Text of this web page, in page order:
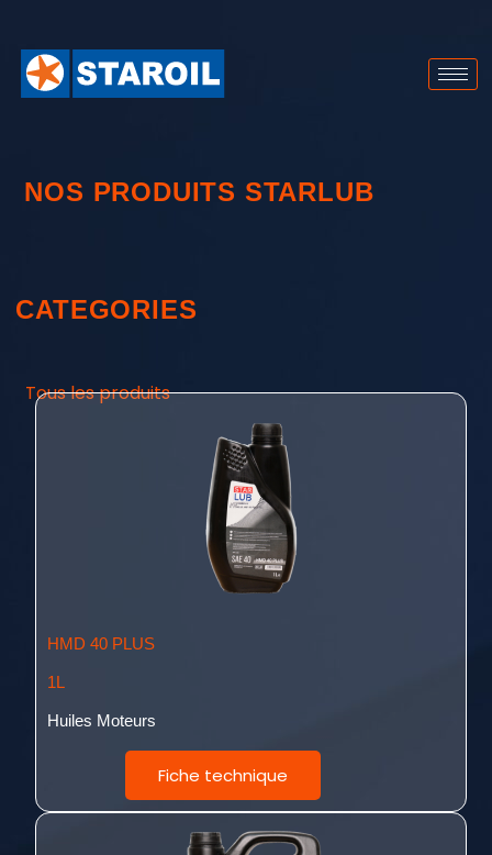
NOS PRODUITS STARLUB
CATEGORIES
Tous les produits
HMD 40 PLUS
1L
Huiles Moteurs
Fiche technique